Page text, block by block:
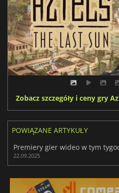
Zobacz szczegóły i ceny gry
POWIĄZANE ARTYKUŁY
22.09.2025